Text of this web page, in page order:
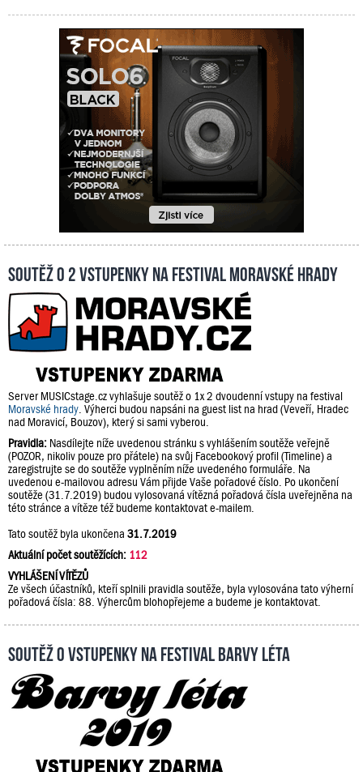
Soutěž o 2 vstupenky na festival Moravské hrady
Server MUSICstage.cz vyhlašuje soutěž o 1x 2 dvoudenní vstupy na festival
Moravské hrady . Výherci budou napsáni na guest list na hrad (Veveří, Hradec
nad Moravicí, Bouzov), který si sami vyberou.
Pravidla: Nasdílejte níže uvedenou stránku s vyhlášením soutěže veřejně
(POZOR, nikoliv pouze pro přátele) na svůj Facebookový profil (Timeline) a
zaregistrujte se do soutěže vyplněním níže uvedeného formuláře. Na
uvedenou e-mailovou adresu Vám přijde Vaše pořadové číslo. Po ukončení
soutěže (31.7.2019) budou vylosovaná vítězná pořadová čísla uveřejněna na
této stránce a vítěze též budeme kontaktovat e-mailem.
Tato soutěž byla ukončena 31.7.2019
Aktuální počet soutěžících: 112
VYHLÁŠENÍ VÍTĚZŮ
Ze všech účastníků, kteří splnili pravidla soutěže, byla vylosována tato výherní
pořadová čísla: 88. Výhercům blohopřejeme a budeme je kontaktovat.
Soutěž o vstupenky na festival Barvy léta